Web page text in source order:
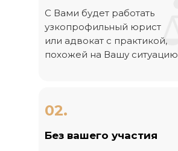
С Вами будет работать
узкопрофильный юрист
или адвокат с практикой,
похожей на Вашу ситуацию
Без вашего участия
02.